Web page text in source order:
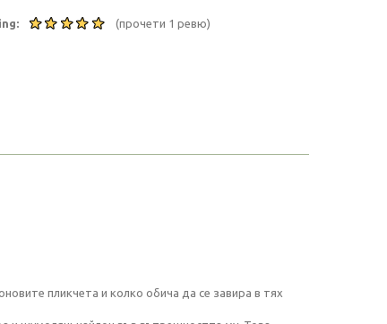
(прочети 1 ревю)
пликчета и колко обича да се завира в тях